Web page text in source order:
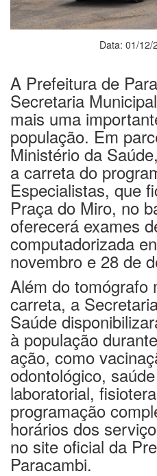
Data: 01/12/
A Prefeitura de
Secretaria
mais uma
população. Em
Ministério da
a carreta do
Especialistas, que
Praça do Miro, no
oferecerá exames
computadorizada
novembro e 28 de
Além do tomógrafo
carreta, a
Saúde
à população
ação, como
odontológico,
laboratorial,
programação
horários dos
no site oficial da
Paracambi.